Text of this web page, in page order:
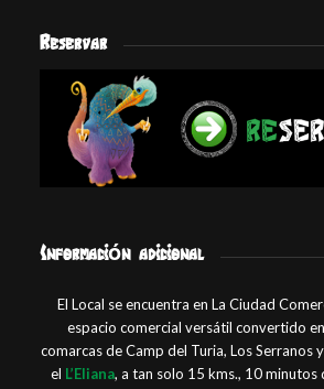
Reservar
Información adicional
El Local se encuentra en La Ciudad
espacio comercial versátil convertido
comarcas de Camp del Turia, Los Serranos
el L’Eliana, a tan solo 15 kms., 10 minutos